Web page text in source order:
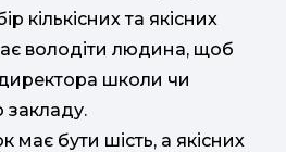
кількісних та якісних
володіти людина, щоб
школи чи
закладу.
має бути шість, а якісних